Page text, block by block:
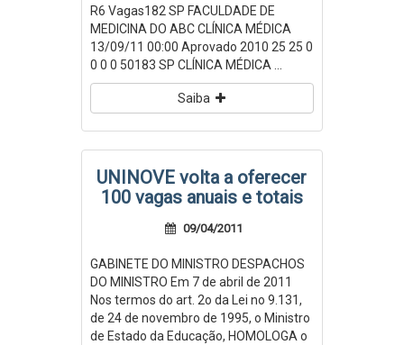
R6 Vagas182 SP FACULDADE DE
MEDICINA DO ABC CLÍNICA MÉDICA
13/09/11 00:00 Aprovado 2010 25 25 0
0 0 0 50183 SP CLÍNICA MÉDICA ...
Saiba
UNINOVE volta a oferecer
100 vagas anuais e totais
09/04/2011
GABINETE DO MINISTRO DESPACHOS
DO MINISTRO Em 7 de abril de 2011
Nos termos do art. 2o da Lei no 9.131,
de 24 de novembro de 1995, o Ministro
de Estado da Educação, HOMOLOGA o